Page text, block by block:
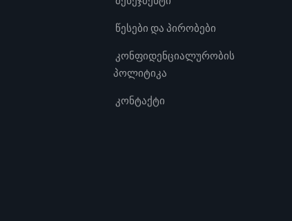
წესები და პირობები
კონფიდენციალურობის
პოლიტიკა
კონტაქტი